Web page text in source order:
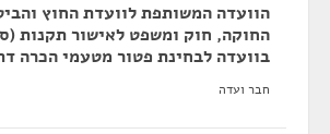
הוועדה המשותפת לוועדת החוץ
החוקה, חוק ומשפט לאישור תקנות
בוועדה לבחינת פטור מטעמי הכרה
חבר ועדה